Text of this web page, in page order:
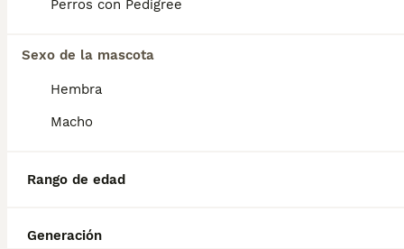
Perros con Pedigree
Sexo de la mascota
Hembra
Macho
Rango de edad
Generación
perro, pero hay que tomarse su tiempo».
¿Perro Braco es agresivo?
¿Cuántos tipos de bracos